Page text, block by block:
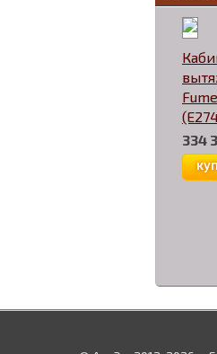
334